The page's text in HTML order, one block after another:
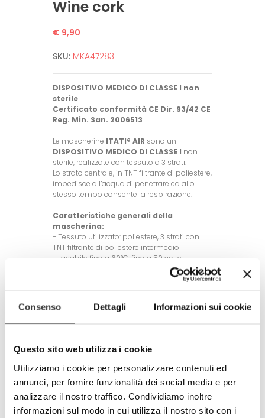
Consenso Dettagli Informazioni sui cookie
Questo sito web utilizza i cookie
Utilizziamo i cookie per personalizzare contenuti ed
annunci, per fornire funzionalità dei social media e per
analizzare il nostro traffico. Condividiamo inoltre
informazioni sul modo in cui utilizza il nostro sito con i
Wine cork
€ 9,90
SKU: MKA47283
DISPOSITIVO MEDICO DI CLASSE I non
sterile
Certificato conformità CE Dir. 93/42 CE
Reg. Min. San. 2006513
Le mascherine ITATI® AIR sono un
DISPOSITIVO MEDICO DI CLASSE I non
sterile, realizzate con tessuto a 3 strati.
Lo strato centrale, in TNT filtrante di poliestere,
impedisce all’acqua di penetrare ed allo
stesso tempo consente la respirazione.
Caratteristiche generali della
mascherina:
- Tessuto utilizzato: poliestere, 3 strati con
TNT filtrante di poliestere intermedio
- Lavabile fino a 60°C, fino a 50 volte
- Taglia unica ed unisex (con anellini in
gomma di regolazione lunghezza nastro
OEKO-TEX®
- Made in Italy
- Peso totale: 250 g/mq (+/- 10%)
- Composizione tessile:
100 % Poliestere (mascherina)
77 % Poliestere + 23 % Elastomero (nastro
elastico)